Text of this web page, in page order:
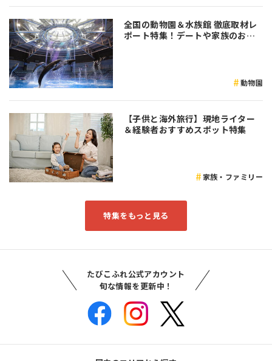
全国の動物園＆水族館 徹底取材レ
ポート特集！デートや家族のおで
動物園
【子供と海外旅行】現地ライター
＆経験者おすすめスポット特集
家族・ファミリー
特集をもっと見る
たびこふれ公式アカウント
旬な情報を更新中！